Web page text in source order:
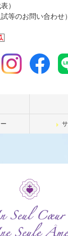
）
等のお問い合わせ）